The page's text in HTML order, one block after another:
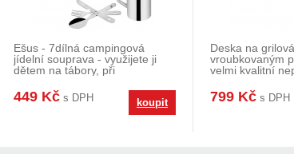
Ešus - 7dílná campingová
jídelní souprava - využijete ji
dětem na tábory, při
449 Kč s DPH koupit
Deska na
vroubkovaným
velmi kvalitní
799 Kč s DPH